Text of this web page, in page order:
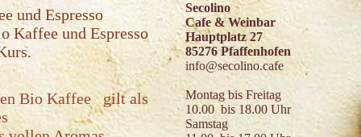
und Espresso
Kaffee und Espresso
Bio Kaffee gilt als
Secolino
Cafe & Weinbar
Hauptplatz 27
85276 Pfaffenhofen
info@secolino.cafe
Montag bis Freitag
10.00 bis 18.00 Uhr
Samstag